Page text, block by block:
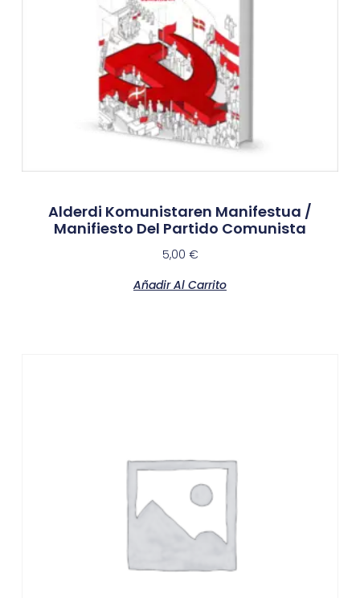
Alderdi Komunistaren Manifestua /
Manifiesto Del Partido Comunista
5,00 €
Añadir Al Carrito